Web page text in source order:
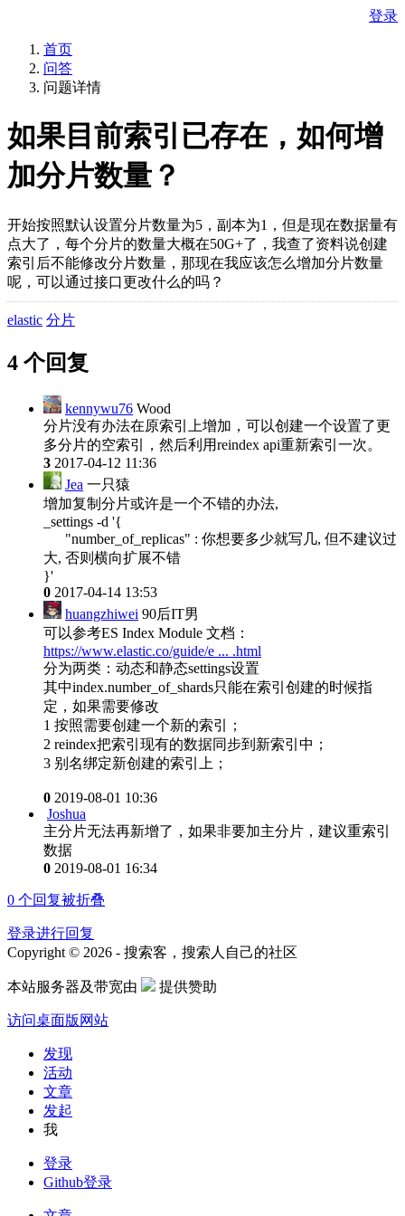
登录
首页
问答
问题详情
如果目前索引已存在，如何增
加分片数量？
开始按照默认设置分片数量为5，副本为1，但是现在数据量有
点大了，每个分片的数量大概在50G+了，我查了资料说创建
索引后不能修改分片数量，那现在我应该怎么增加分片数量
呢，可以通过接口更改什么的吗？
elastic 分片
4 个回复
kennywu76 Wood
分片没有办法在原索引上增加，可以创建一个设置了更
多分片的空索引，然后利用reindex api重新索引一次。
3 2017-04-12 11:36
Jea 一只猿
增加复制分片或许是一个不错的办法,
_settings -d '{
"number_of_replicas" : 你想要多少就写几, 但不建议过
大, 否则横向扩展不错
}'
0 2017-04-14 13:53
huangzhiwei 90后IT男
可以参考ES Index Module 文档：
https://www.elastic.co/guide/e ... .html
分为两类：动态和静态settings设置
其中index.number_of_shards只能在索引创建的时候指
定，如果需要修改
1 按照需要创建一个新的索引；
2 reindex把索引现有的数据同步到新索引中；
3 别名绑定新创建的索引上；
0 2019-08-01 10:36
Joshua
主分片无法再新增了，如果非要加主分片，建议重索引
数据
0 2019-08-01 16:34
0 个回复被折叠
登录进行回复
Copyright © 2026 - 搜索客，搜索人自己的社区
本站服务器及带宽由 提供赞助
访问桌面版网站
发现
活动
文章
发起
我
登录
Github登录